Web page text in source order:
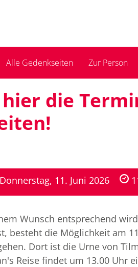
Alle Gedenkseiten Zur Person
hier die
Donnerstag, 11. Juni 2026
Wunsch entsprechend
besteht die Möglichkeit am
Dort ist die Urne von
Reise findet um 13.00 Uhr